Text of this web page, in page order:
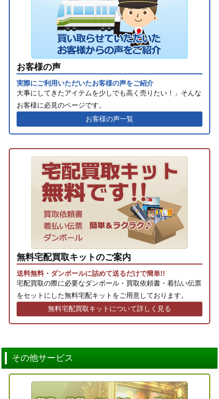
お客様の声
実際にご利用いただいたお客様の声をご紹介
大事にしてきたアイテムを少しでも高く売りたい！」そんな
お客様に必見のページです。
お客様の声一覧
無料宅配買取キットのご案内
送料無料・ダンボールに詰めて送るだけで簡単!!
宅配買取の際に必要なダンボール・買取依頼書・着払い伝票
をセットにした無料宅配キットをご用意しております。
無料宅配買取キットについて詳しく見る
その他サービス